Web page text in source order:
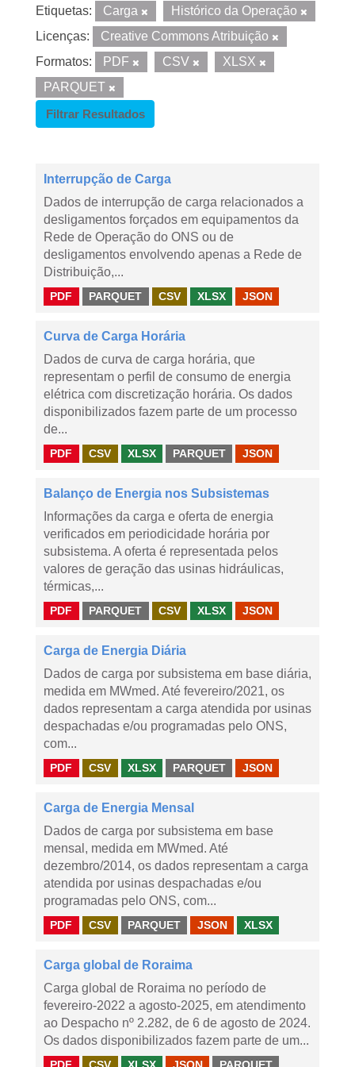
Etiquetas: Carga
Histórico da Operação
Licenças:
Creative Commons Atribuição
Formatos:
PDF CSV
XLSX
PARQUET
Filtrar Resultados
Interrupção de Carga
Dados de interrupção de carga relacionados a
desligamentos forçados em equipamentos da
Rede de Operação do ONS ou de
desligamentos envolvendo apenas a Rede de
Distribuição,...
PDF PARQUET CSV XLSX JSON
Curva de Carga Horária
Dados de curva de carga horária, que
representam o perfil de consumo de energia
elétrica com discretização horária. Os dados
disponibilizados fazem parte de um processo
de...
PDF CSV XLSX PARQUET JSON
Balanço de Energia nos Subsistemas
Informações da carga e oferta de energia
verificados em periodicidade horária por
subsistema. A oferta é representada pelos
valores de geração das usinas hidráulicas,
térmicas,...
PDF PARQUET CSV XLSX JSON
Carga de Energia Diária
Dados de carga por subsistema em base diária,
medida em MWmed. Até fevereiro/2021, os
dados representam a carga atendida por usinas
despachadas e/ou programadas pelo ONS,
com...
PDF CSV XLSX PARQUET JSON
Carga de Energia Mensal
Dados de carga por subsistema em base
mensal, medida em MWmed. Até
dezembro/2014, os dados representam a carga
atendida por usinas despachadas e/ou
programadas pelo ONS, com...
PDF CSV PARQUET JSON XLSX
Carga global de Roraima
Carga global de Roraima no período de
fevereiro-2022 a agosto-2025, em atendimento
ao Despacho nº 2.282, de 6 de agosto de 2024.
Os dados disponibilizados fazem parte de um...